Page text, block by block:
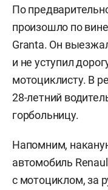
По
произошло по
Granta. Он
и не уступил
мотоциклисту. В
28-летний
горбольницу.
Напомним,
автомобиль
с мотоциклом, за